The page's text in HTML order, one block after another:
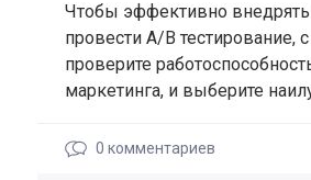
Чтобы эффективно
провести A/B
проверите
маркетинга, и выберите
0 комментариев